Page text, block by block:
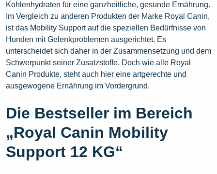
Kohlenhydraten für eine ganzheitliche, gesunde Ernährung.
Im Vergleich zu anderen Produkten der Marke Royal Canin,
ist das Mobility Support auf die speziellen Bedürfnisse von
Hunden mit Gelenkproblemen ausgerichtet. Es
unterscheidet sich daher in der Zusammensetzung und dem
Schwerpunkt seiner Zusatzstoffe. Doch wie alle Royal
Canin Produkte, steht auch hier eine artgerechte und
ausgewogene Ernährung im Vordergrund.
Die Bestseller im Bereich
„Royal Canin Mobility
Support 12 KG“